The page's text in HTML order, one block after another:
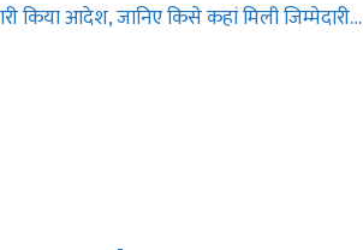
किया आदेश, जानिए किसे कहां मिली जिम्मेदारी…